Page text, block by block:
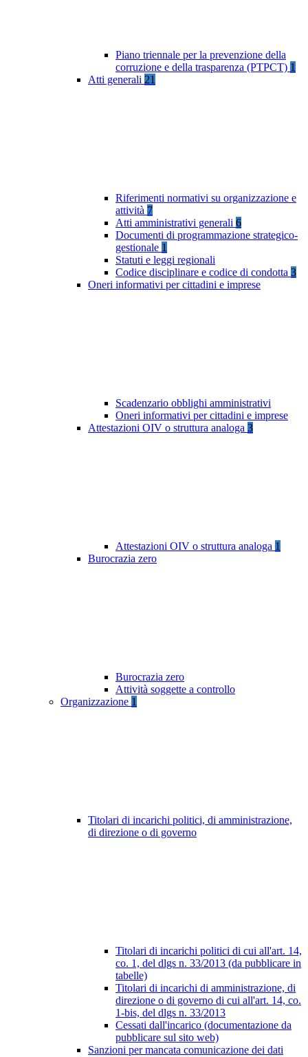
Piano triennale per la prevenzione della
corruzione e della trasparenza (PTPCT) 1
Atti generali 21
Riferimenti normativi su organizzazione e
attività 7
Atti amministrativi generali 6
Documenti di programmazione strategico-
gestionale 1
Statuti e leggi regionali
Codice disciplinare e codice di condotta 3
Oneri informativi per cittadini e imprese
Scadenzario obblighi amministrativi
Oneri informativi per cittadini e imprese
Attestazioni OIV o struttura analoga 3
Attestazioni OIV o struttura analoga 1
Burocrazia zero
Burocrazia zero
Attività soggette a controllo
Organizzazione 1
Titolari di incarichi politici, di amministrazione,
di direzione o di governo
Titolari di incarichi politici di cui all'art. 14,
co. 1, del dlgs n. 33/2013 (da pubblicare in
tabelle)
Titolari di incarichi di amministrazione, di
direzione o di governo di cui all'art. 14, co.
1-bis, del dlgs n. 33/2013
Cessati dall'incarico (documentazione da
pubblicare sul sito web)
Sanzioni per mancata comunicazione dei dati